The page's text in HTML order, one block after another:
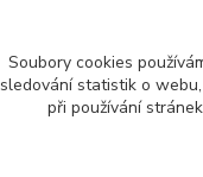
Soubory cookies
sledování statistik o
při používání